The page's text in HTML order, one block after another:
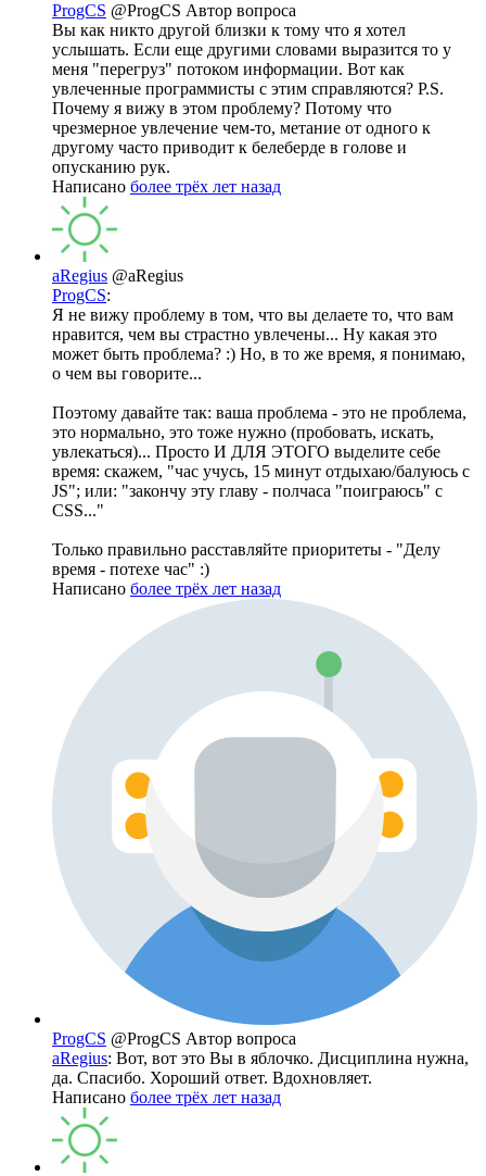
ProgCS @ProgCS Автор вопроса
Вы как никто другой близки к тому что я хотел
услышать. Если еще другими словами выразится то у
меня "перегруз" потоком информации. Вот как
увлеченные программисты с этим справляются? P.S.
Почему я вижу в этом проблему? Потому что
чрезмерное увлечение чем-то, метание от одного к
другому часто приводит к белеберде в голове и
опусканию рук.
Написано более трёх лет назад
aRegius @aRegius
ProgCS:
Я не вижу проблему в том, что вы делаете то, что вам
нравится, чем вы страстно увлечены... Ну какая это
может быть проблема? :) Но, в то же время, я понимаю,
о чем вы говорите...
Поэтому давайте так: ваша проблема - это не проблема,
это нормально, это тоже нужно (пробовать, искать,
увлекаться)... Просто И ДЛЯ ЭТОГО выделите себе
время: скажем, "час учусь, 15 минут отдыхаю/балуюсь с
JS"; или: "закончу эту главу - полчаса "поиграюсь" с
CSS..."
Только правильно расставляйте приоритеты - "Делу
время - потехе час" :)
Написано более трёх лет назад
ProgCS @ProgCS Автор вопроса
aRegius: Вот, вот это Вы в яблочко. Дисциплина нужна,
да. Спасибо. Хороший ответ. Вдохновляет.
Написано более трёх лет назад